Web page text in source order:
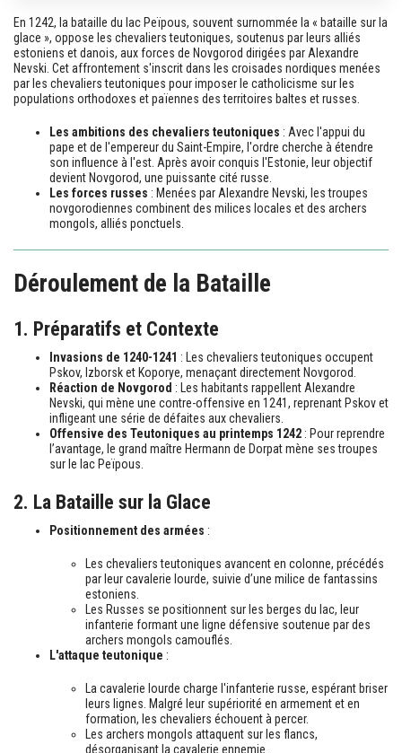
En 1242, la bataille du lac Peïpous, souvent surnommée la « bataille sur la
glace », oppose les chevaliers teutoniques, soutenus par leurs alliés
estoniens et danois, aux forces de Novgorod dirigées par Alexandre
Nevski. Cet affrontement s'inscrit dans les croisades nordiques menées
par les chevaliers teutoniques pour imposer le catholicisme sur les
populations orthodoxes et païennes des territoires baltes et russes.
Les ambitions des chevaliers teutoniques : Avec l'appui du
pape et de l'empereur du Saint-Empire, l'ordre cherche à étendre
son influence à l'est. Après avoir conquis l'Estonie, leur objectif
devient Novgorod, une puissante cité russe.
Les forces russes : Menées par Alexandre Nevski, les troupes
novgorodiennes combinent des milices locales et des archers
mongols, alliés ponctuels.
Déroulement de la Bataille
1. Préparatifs et Contexte
Invasions de 1240-1241 : Les chevaliers teutoniques occupent
Pskov, Izborsk et Koporye, menaçant directement Novgorod.
Réaction de Novgorod : Les habitants rappellent Alexandre
Nevski, qui mène une contre-offensive en 1241, reprenant Pskov et
infligeant une série de défaites aux chevaliers.
Offensive des Teutoniques au printemps 1242 : Pour reprendre
l’avantage, le grand maître Hermann de Dorpat mène ses troupes
sur le lac Peïpous.
2. La Bataille sur la Glace
Positionnement des armées :
Les chevaliers teutoniques avancent en colonne, précédés
par leur cavalerie lourde, suivie d’une milice de fantassins
estoniens.
Les Russes se positionnent sur les berges du lac, leur
infanterie formant une ligne défensive soutenue par des
archers mongols camouflés.
L'attaque teutonique :
La cavalerie lourde charge l'infanterie russe, espérant briser
leurs lignes. Malgré leur supériorité en armement et en
formation, les chevaliers échouent à percer.
Les archers mongols attaquent sur les flancs,
désorganisant la cavalerie ennemie.